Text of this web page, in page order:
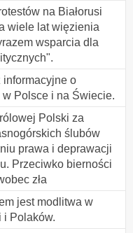
na Białorusi
wiele lat więzienia
wsparcia dla
o
Polsce i na Świecie.
Polski za
ślubów
prawa i deprawacji
Przeciwko bierności
zła
jest modlitwa w
i Polaków.